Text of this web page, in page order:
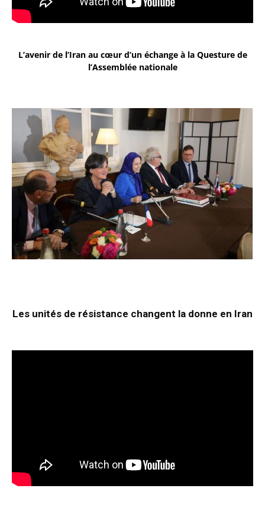
L’avenir de l’Iran au cœur d’un échange à la Questure de
l’Assemblée nationale
Les unités de résistance changent la donne en Iran